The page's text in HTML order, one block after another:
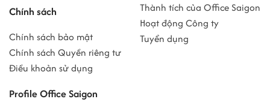
Chính sách
Chính sách bảo mật
Chính sách Quyền riêng tư
Điều khoản sử dụng
Profile Office Saigon
Thành tích của Office Saigon
Hoạt động Công ty
Tuyển dụng